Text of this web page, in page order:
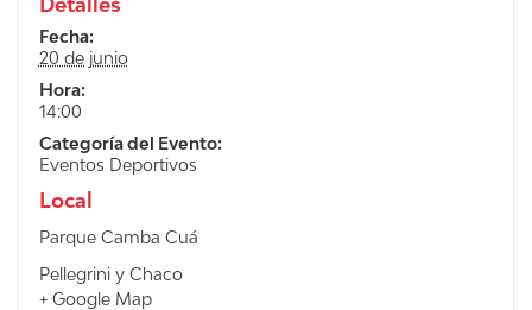
Fecha:
20 de junio
Hora:
14:00
Categoría del Evento:
Eventos Deportivos
Local
Parque Camba Cuá
Pellegrini y Chaco
+ Google Map